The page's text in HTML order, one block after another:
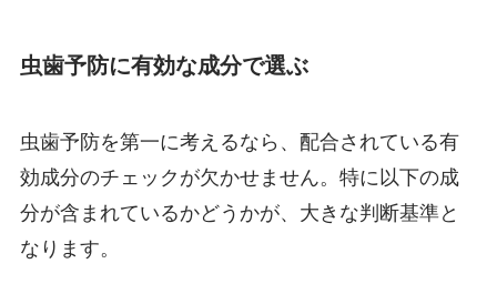
虫歯予防に有効な成分で選ぶ
虫歯予防を第一に考えるなら、配合されている有
効成分のチェックが欠かせません。特に以下の成
分が含まれているかどうかが、大きな判断基準と
なります。